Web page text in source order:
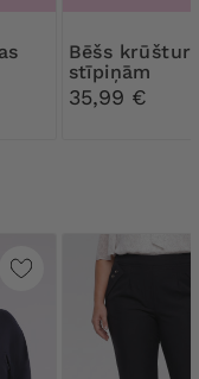
Bēšs krūšturis bez
stīpiņām
35,99 €